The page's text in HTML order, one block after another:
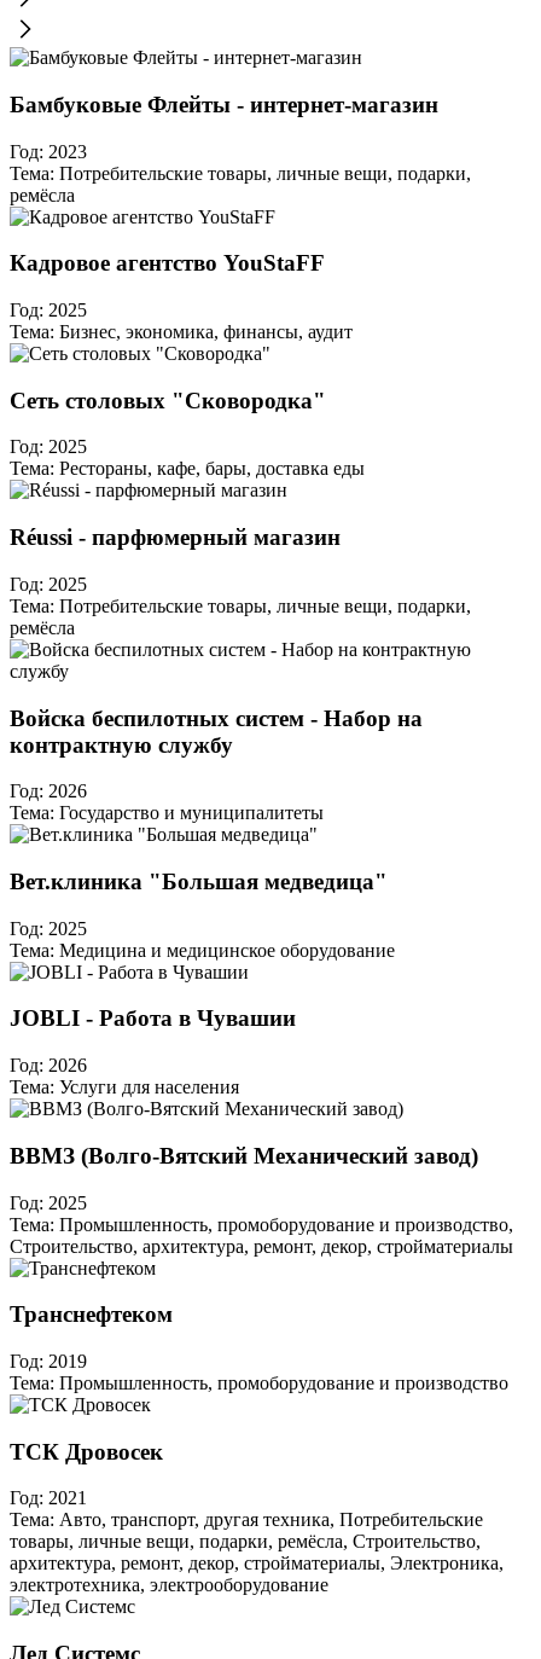
Бамбуковые Флейты - интернет-магазин
Год: 2023
Тема: Потребительские товары, личные вещи, подарки,
ремёсла
Кадровое агентство YouStaFF
Год: 2025
Тема: Бизнес, экономика, финансы, аудит
Сеть столовых "Сковородка"
Год: 2025
Тема: Рестораны, кафе, бары, доставка еды
Réussi - парфюмерный магазин
Год: 2025
Тема: Потребительские товары, личные вещи, подарки,
ремёсла
Войска беспилотных систем - Набор на
контрактную службу
Год: 2026
Тема: Государство и муниципалитеты
Вет.клиника "Большая медведица"
Год: 2025
Тема: Медицина и медицинское оборудование
JOBLI - Работа в Чувашии
Год: 2026
Тема: Услуги для населения
ВВМЗ (Волго-Вятский Механический завод)
Год: 2025
Тема: Промышленность, промоборудование и производство,
Строительство, архитектура, ремонт, декор, стройматериалы
Транснефтеком
Год: 2019
Тема: Промышленность, промоборудование и производство
ТСК Дровосек
Год: 2021
Тема: Авто, транспорт, другая техника, Потребительские
товары, личные вещи, подарки, ремёсла, Строительство,
архитектура, ремонт, декор, стройматериалы, Электроника,
электротехника, электрооборудование
Лед Системс